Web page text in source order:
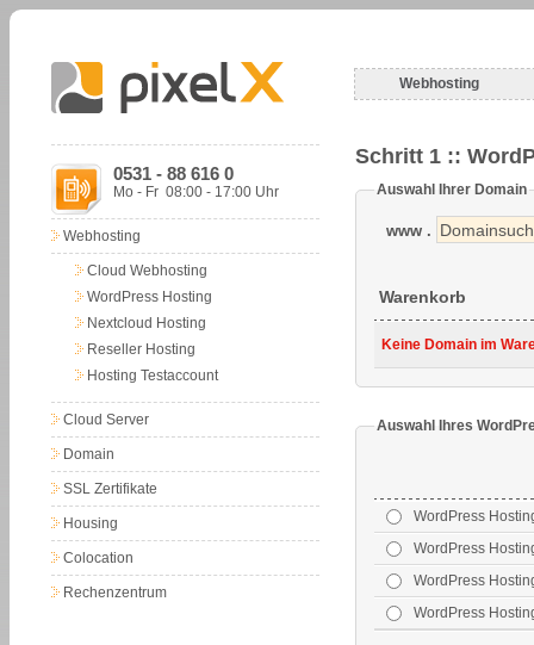
Webhosting
0531 - 88 616 0
Mo - Fr 08:00 - 17:00 Uhr
Webhosting
Cloud Webhosting
WordPress Hosting
Nextcloud Hosting
Reseller Hosting
Hosting Testaccount
Cloud Server
Domain
SSL Zertifikate
Housing
Colocation
Rechenzentrum
Schritt 1 ::
Auswahl Ihrer Domain
www .
Warenkorb
Keine Domain im
Auswahl Ihres
WordPress
WordPress
WordPress
WordPress